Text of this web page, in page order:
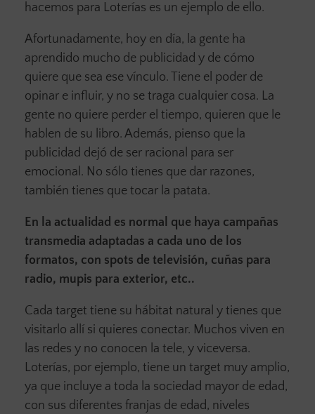
hacemos para Loterías es un ejemplo de ello.
Afortunadamente, hoy en día, la gente ha
aprendido mucho de publicidad y de cómo
quiere que sea ese vínculo. Tiene el poder de
opinar e influir, y no se traga cualquier cosa. La
gente no quiere perder el tiempo, quieren que le
hablen de su libro. Además, pienso que la
publicidad dejó de ser racional para ser
emocional. No sólo tienes que dar razones,
también tienes que tocar la patata.
En la actualidad es normal que haya campañas
transmedia adaptadas a cada uno de los
formatos, con spots de televisión, cuñas para
radio, mupis para exterior, etc..
Cada target tiene su hábitat natural y tienes que
visitarlo allí si quieres conectar. Muchos viven en
las redes y no conocen la tele, y viceversa.
Loterías, por ejemplo, tiene un target muy amplio,
ya que incluye a toda la sociedad mayor de edad,
con sus diferentes franjas de edad, niveles